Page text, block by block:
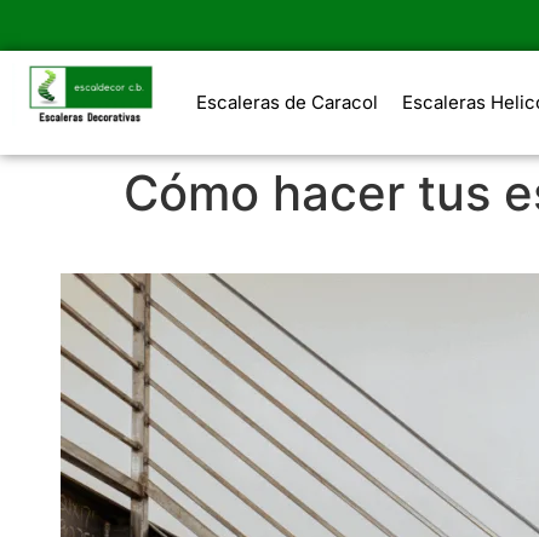
Escaleras de Caracol Escaleras
Cómo hacer tus